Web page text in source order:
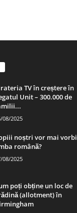
TV în creștere în
Unit – 300.000 de
08/2025
noștri vor mai vorbi
română?
08/2025
poți obține un loc de
(allotment) în